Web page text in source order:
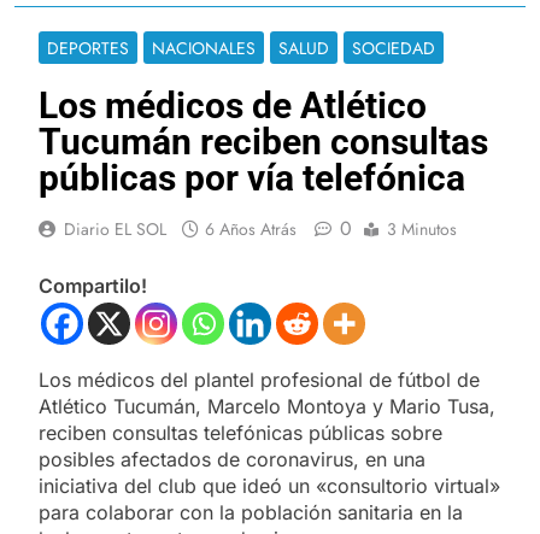
DEPORTES NACIONALES SALUD SOCIEDAD
Los médicos de Atlético
Tucumán reciben consultas
públicas por vía telefónica
Diario EL SOL 6 Años Atrás 0 3 Minutos
Compartilo!
Los médicos del plantel profesional de fútbol de
Atlético Tucumán, Marcelo Montoya y Mario Tusa,
reciben consultas telefónicas públicas sobre
posibles afectados de coronavirus, en una
iniciativa del club que ideó un «consultorio virtual»
para colaborar con la población sanitaria en la